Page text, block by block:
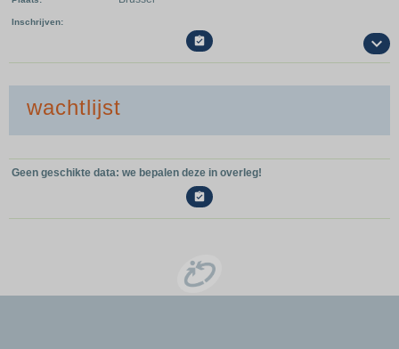
Inschrijven

wachtlijst
Geen geschikte data: we bepalen deze in overleg!
